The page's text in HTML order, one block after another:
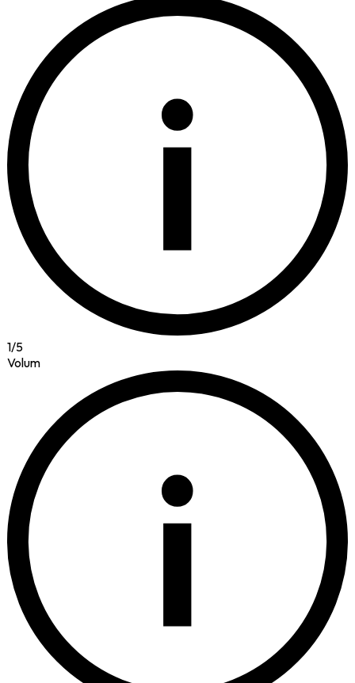
i
1/5
Volum
i